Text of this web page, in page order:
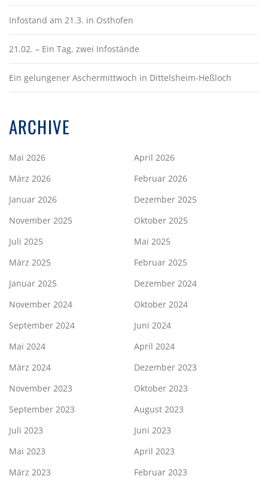
Infostand am 21.3. in Osthofen
21.02. – Ein Tag, zwei Infostände
Ein gelungener Aschermittwoch in Dittelsheim-Heßloch
ARCHIVE
Mai 2026
April 2026
März 2026
Februar 2026
Januar 2026
Dezember 2025
November 2025
Oktober 2025
Juli 2025
Mai 2025
März 2025
Februar 2025
Januar 2025
Dezember 2024
November 2024
Oktober 2024
September 2024
Juni 2024
Mai 2024
April 2024
März 2024
Dezember 2023
November 2023
Oktober 2023
September 2023
August 2023
Juli 2023
Juni 2023
Mai 2023
April 2023
März 2023
Februar 2023